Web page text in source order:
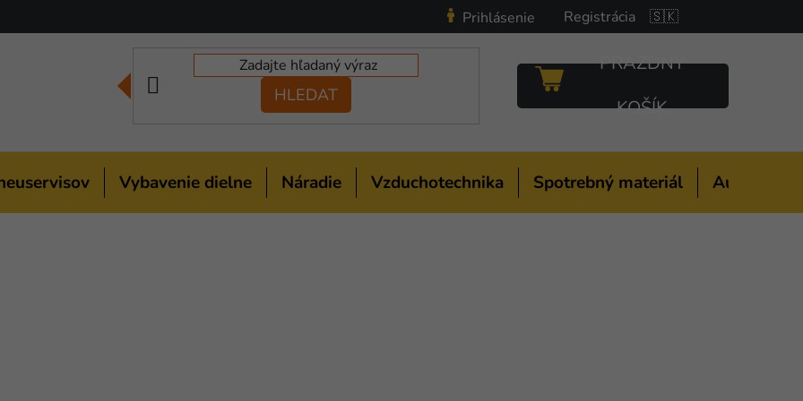
Prihlásenie Registrácia 🇸🇰
HLEDAT
NÁKUPNÝ
KOŠÍK
PRÁZDNY
KOŠÍK
Vybavenie dielne Náradie Vzduchotechnika Spotrebný materiál Auto-moto